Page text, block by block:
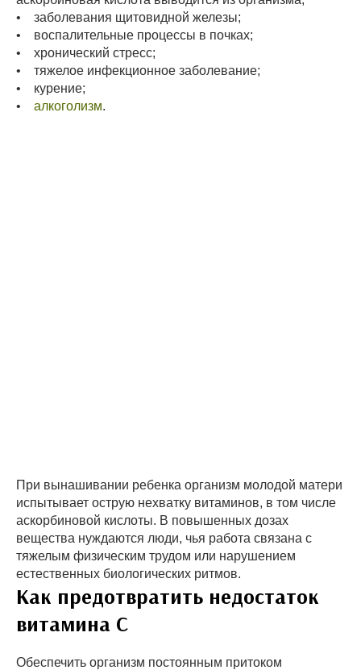
• заболевания щитовидной железы;
• воспалительные процессы в почках;
• хронический стресс;
• тяжелое инфекционное заболевание;
• курение;
• алкоголизм.
При вынашивании ребенка организм молодой матери
испытывает острую нехватку витаминов, в том числе
аскорбиновой кислоты. В повышенных дозах
вещества нуждаются люди, чья работа связана с
тяжелым физическим трудом или нарушением
естественных биологических ритмов.
Как предотвратить недостаток
витамина С
Обеспечить организм постоянным притоком